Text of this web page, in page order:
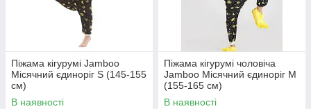
Піжама кігурумі Jamboo
Місячний єдиноріг S (145-155
см)
В наявності
Піжама кігурумі чоловіча
Jamboo Місячний єдиноріг M
(155-165 см)
В наявності